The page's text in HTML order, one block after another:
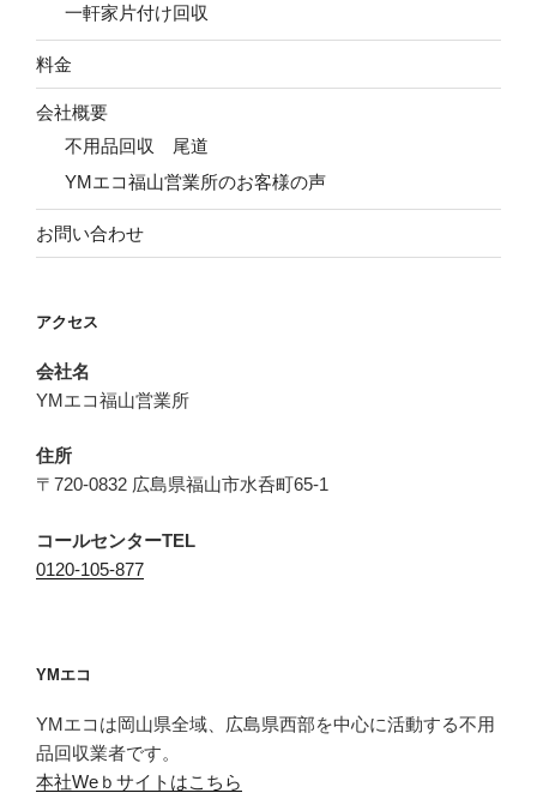
一軒家片付け回収
料金
会社概要
不用品回収 尾道
YMエコ福山営業所のお客様の声
お問い合わせ
アクセス
会社名
YMエコ福山営業所
住所
〒720-0832 広島県福山市水呑町65-1
コールセンターTEL
0120-105-877
YMエコ
YMエコは岡山県全域、広島県西部を中心に活動する不用
品回収業者です。
本社Weｂサイトはこちら